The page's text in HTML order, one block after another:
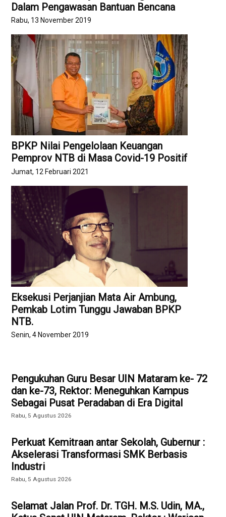
Dalam Pengawasan Bantuan Bencana
Rabu, 13 November 2019
BPKP Nilai Pengelolaan Keuangan
Pemprov NTB di Masa Covid-19 Positif
Jumat, 12 Februari 2021
Eksekusi Perjanjian Mata Air Ambung,
Pemkab Lotim Tunggu Jawaban BPKP
NTB.
Senin, 4 November 2019
Pengukuhan Guru Besar UIN Mataram ke- 72
dan ke-73, Rektor: Meneguhkan Kampus
Sebagai Pusat Peradaban di Era Digital
Rabu, 5 Agustus 2026
Perkuat Kemitraan antar Sekolah, Gubernur :
Akselerasi Transformasi SMK Berbasis
Industri
Rabu, 5 Agustus 2026
Selamat Jalan Prof. Dr. TGH. M.S. Udin, MA.,